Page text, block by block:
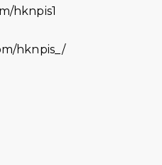
JP出席
陳百強歌迷會》慷慨贊助
賞香港中樂團 X 陳百強 —
hknpis1
hknpis_/